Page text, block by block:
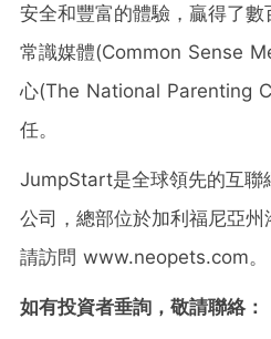
安全和豐富的體驗，贏得了
常識媒體(Common Sense
心(The National Parenting
任。
JumpStart是全球領先的互聯
公司，總部位於加利福尼亞州
請訪問 www.neopets.com。
如有投資者垂詢，敬請聯絡：